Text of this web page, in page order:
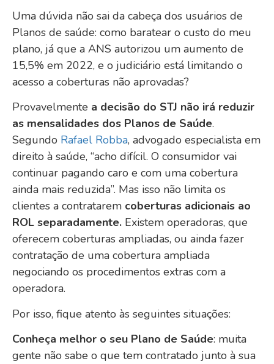
Uma dúvida não sai da cabeça dos usuários de
Planos de saúde: como baratear o custo do meu
plano, já que a ANS autorizou um aumento de
15,5% em 2022, e o judiciário está limitando o
acesso a coberturas não aprovadas?
Provavelmente a decisão do STJ não irá reduzir
as mensalidades dos Planos de Saúde.
Segundo Rafael Robba, advogado especialista em
direito à saúde, “acho difícil. O consumidor vai
continuar pagando caro e com uma cobertura
ainda mais reduzida”. Mas isso não limita os
clientes a contratarem coberturas adicionais ao
ROL separadamente. Existem operadoras, que
oferecem coberturas ampliadas, ou ainda fazer
contratação de uma cobertura ampliada
negociando os procedimentos extras com a
operadora.
Por isso, fique atento às seguintes situações:
Conheça melhor o seu Plano de Saúde: muita
gente não sabe o que tem contratado junto à sua